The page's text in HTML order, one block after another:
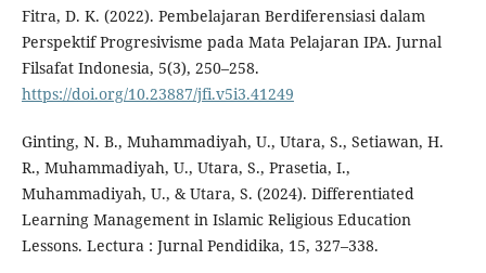
Fitra, D. K. (2022). Pembelajaran Berdiferensiasi dalam
Perspektif Progresivisme pada Mata Pelajaran IPA. Jurnal
Filsafat Indonesia, 5(3), 250–258.
https://doi.org/10.23887/jfi.v5i3.41249
Ginting, N. B., Muhammadiyah, U., Utara, S., Setiawan, H.
R., Muhammadiyah, U., Utara, S., Prasetia, I.,
Muhammadiyah, U., & Utara, S. (2024). Differentiated
Learning Management in Islamic Religious Education
Lessons. Lectura : Jurnal Pendidika, 15, 327–338.